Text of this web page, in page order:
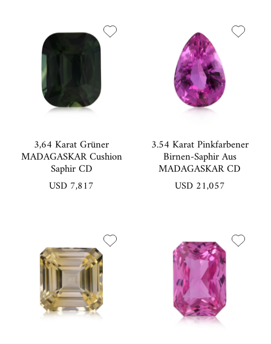
3,64 Karat Grüner
MADAGASKAR Cushion
Saphir CD
USD 7,817
3.54 Karat Pinkfarbener
Birnen-Saphir Aus
MADAGASKAR CD
USD 21,057